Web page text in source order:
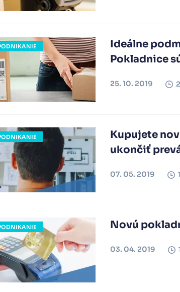
Ideálne
Pokladnice
25. 10. 2019
Kupujete
ukončiť
07. 05. 2019
Novú
03. 04. 2019